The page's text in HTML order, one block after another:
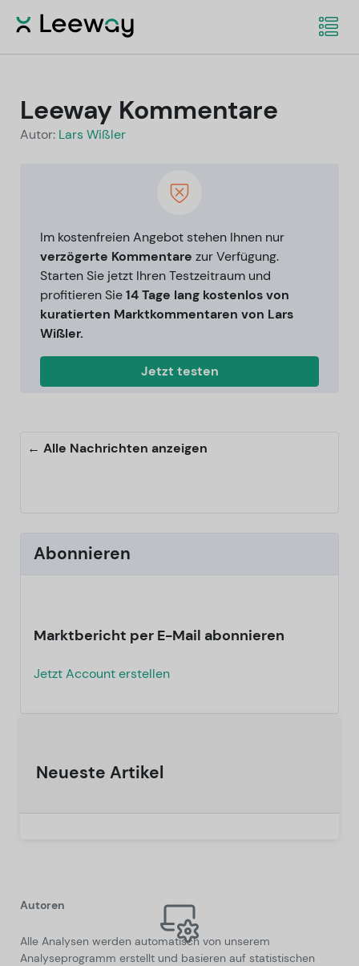
Leeway Kommentare
Autor: Lars Wißler
Im kostenfreien Angebot stehen Ihnen nur
verzögerte Kommentare zur Verfügung.
Starten Sie jetzt Ihren Testzeitraum und
profitieren Sie14 Tage lang kostenlos von
kuratierten Marktkommentaren von Lars
Wißler.
Jetzt testen
← Alle Nachrichten anzeigen
Abonnieren
Marktbericht per E-Mail abonnieren
Jetzt Account erstellen
Neueste Artikel
Autoren
Alle Analysen werden automatisch von unserem
Analyseprogramm erstellt und basieren auf statistischen